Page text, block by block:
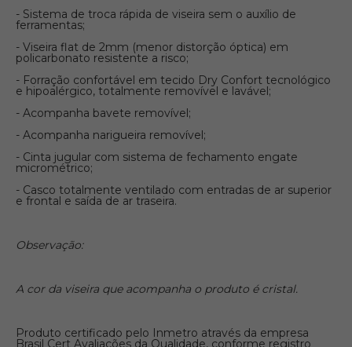
- Sistema de troca rápida de viseira sem o auxílio de
ferramentas;
- Viseira flat de 2mm (menor distorção óptica) em
policarbonato resistente a risco;
- Forração confortável em tecido Dry Confort tecnológico
e hipoalérgico, totalmente removível e lavável;
- Acompanha bavete removível;
- Acompanha narigueira removível;
- Cinta jugular com sistema de fechamento engate
micrométrico;
- Casco totalmente ventilado com entradas de ar superior
e frontal e saída de ar traseira.
Observação:
A cor da viseira que acompanha o produto é cristal.
Produto certificado pelo Inmetro através da empresa
Brasil Cert Avaliações da Qualidade, conforme registro